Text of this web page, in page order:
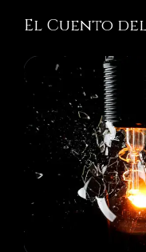
El Cuento